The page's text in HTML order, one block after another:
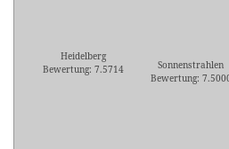
Heidelberg
Bewertung: 7.5714
Sonnenstrahlen
Bewertung: